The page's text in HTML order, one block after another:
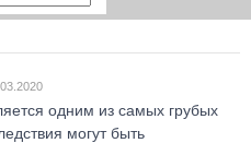
одним из самых грубых
могут быть